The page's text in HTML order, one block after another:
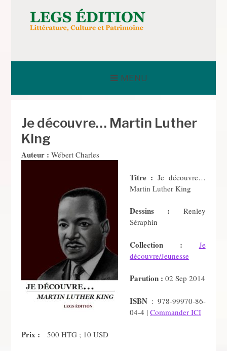
contenuLEGS ÉDITION
MENU
Je découvre… Martin Luther
King
Auteur :Wébert Charles
Titre :Je découvre…
Martin Luther King
Dessins : Renley
Séraphin
Collection : Je
découvre/Jeunesse
Parution : 02 Sep 2014
ISBN : 978-99970-86-
04-4 | Commander ICI
Prix : 500 HTG ; 10 USD